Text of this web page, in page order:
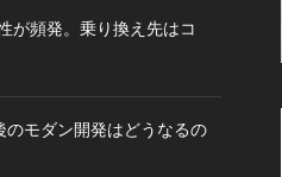
が頻発。乗り換え先はコ
モダン開発はどうなるの